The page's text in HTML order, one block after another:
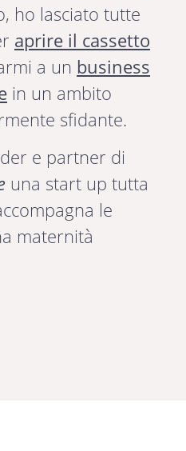
ho lasciato tutte
aprire il cassetto
a un business
in un ambito
sfidante.
e partner di
una start up tutta
le
maternità